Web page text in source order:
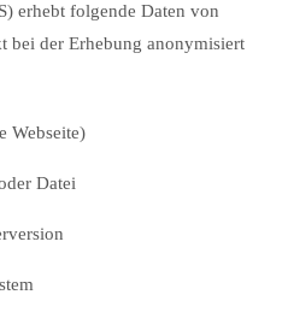
erhebt folgende Daten von
bei der Erhebung anonymisiert
Webseite)
Datei